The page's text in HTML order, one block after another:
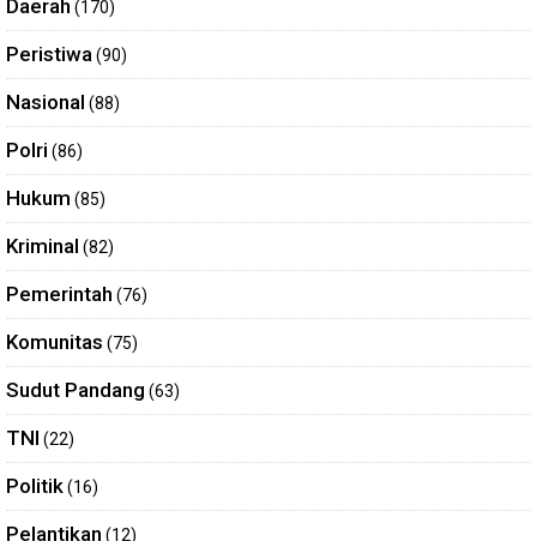
Daerah (170)
Peristiwa (90)
Nasional (88)
Polri (86)
Hukum (85)
Kriminal (82)
Pemerintah (76)
Komunitas (75)
Sudut Pandang (63)
TNI (22)
Politik(16)
Pelantikan (12)